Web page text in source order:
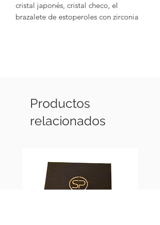
cristal japonés, cristal checo, el
brazalete de estoperoles con zirconia
Productos
relacionados